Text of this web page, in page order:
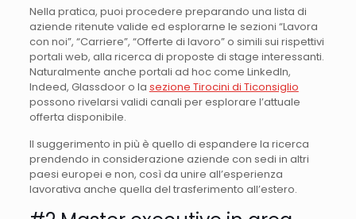
Nella pratica, puoi procedere preparando una lista di
aziende ritenute valide ed esplorarne le sezioni “Lavora
con noi”, “Carriere”, “Offerte di lavoro” o simili sui rispettivi
portali web, alla ricerca di proposte di stage interessanti.
Naturalmente anche portali ad hoc come LinkedIn,
Indeed, Glassdoor o la sezione Tirocini di Ticonsiglio
possono rivelarsi validi canali per esplorare l’attuale
offerta disponibile.
Il suggerimento in più è quello di espandere la ricerca
prendendo in considerazione aziende con sedi in altri
paesi europei e non, così da unire all’esperienza
lavorativa anche quella del trasferimento all’estero.